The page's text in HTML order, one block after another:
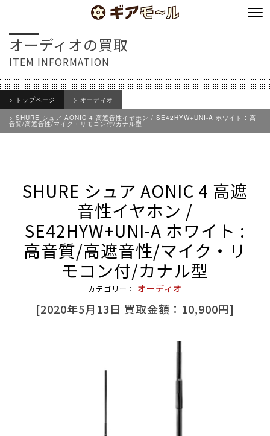
オーディオの買取
ITEM INFORMATION
トップページ オーディオ
SHURE シュア AONIC 4 高遮音性イヤホン / SE42HYW+UNI-A ホワイト : 高
音質/高遮音性/マイク・リモコン付/カナル型
SHURE シュア AONIC 4 高遮
音性イヤホン /
SE42HYW+UNI-A ホワイト :
高音質/高遮音性/マイク・リ
モコン付/カナル型
オーディオ
2020年5月13日 買取金額：10,900円